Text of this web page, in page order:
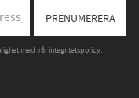
PRENUMERERA
med vårintegritetspolicy.